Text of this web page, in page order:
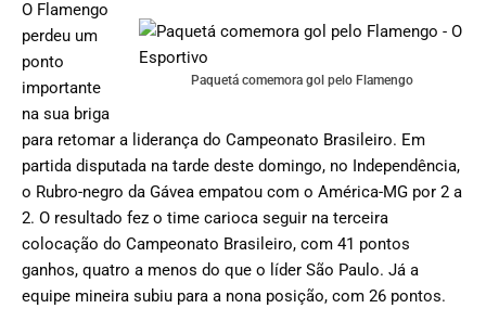
Paquetá comemora gol pelo Flamengo
O Flamengo
perdeu um
ponto
importante
na sua briga
para retomar a liderança do Campeonato Brasileiro. Em
partida disputada na tarde deste domingo, no Independência,
o Rubro-negro da Gávea empatou com o América-MG por 2 a
2. O resultado fez o time carioca seguir na terceira
colocação do Campeonato Brasileiro, com 41 pontos
ganhos, quatro a menos do que o líder São Paulo. Já a
equipe mineira subiu para a nona posição, com 26 pontos.